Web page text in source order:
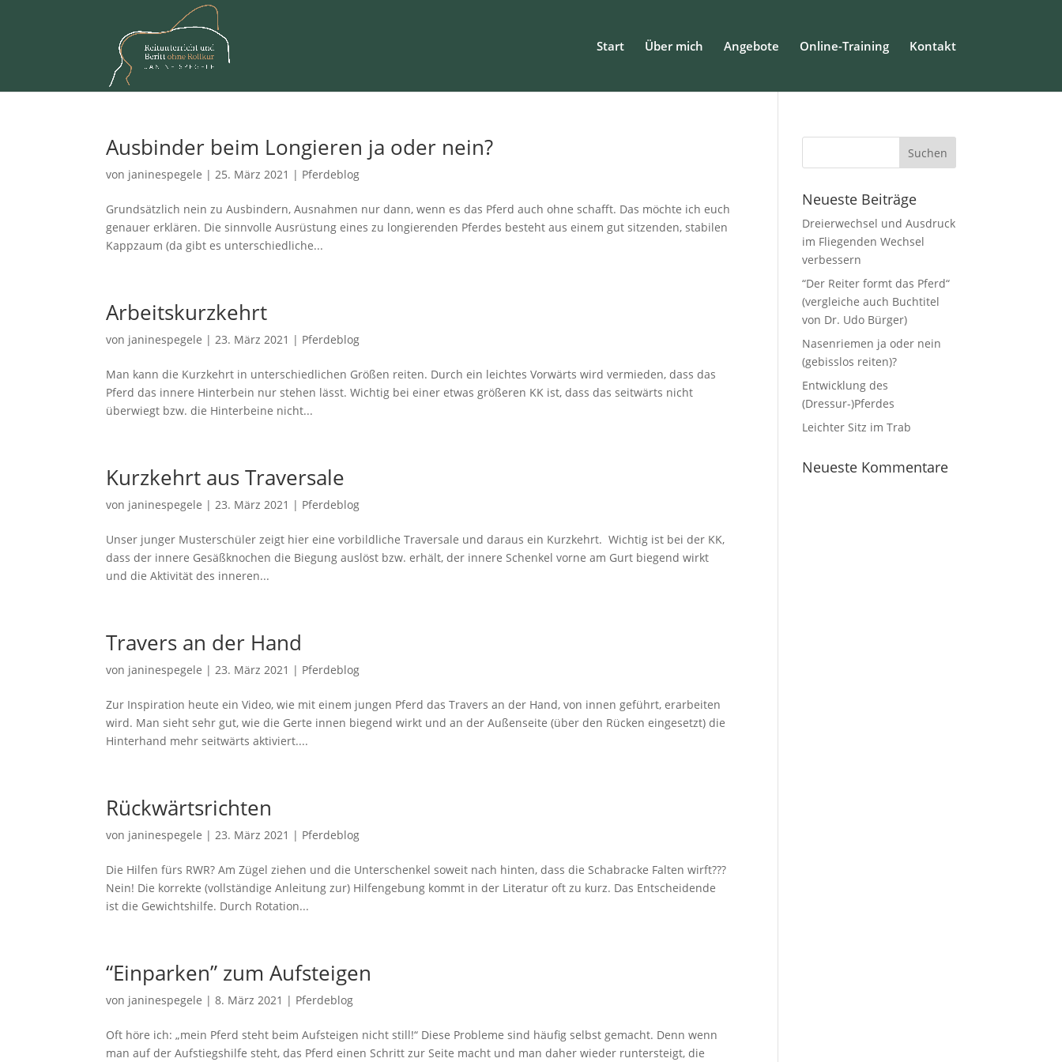
Start Über mich Angebote Online-Training Kontakt
Ausbinder beim Longieren ja oder nein?
von janinespegele |25. März 2021 | Pferdeblog
Grundsätzlich nein zu Ausbindern, Ausnahmen nur dann, wenn es das Pferd auch ohne schafft. Das möchte ich euch
genauer erklären. Die sinnvolle Ausrüstung eines zu longierenden Pferdes besteht aus einem gut sitzenden, stabilen
Kappzaum (da gibt es unterschiedliche...
Arbeitskurzkehrt
von janinespegele |23. März 2021 | Pferdeblog
Man kann die Kurzkehrt in unterschiedlichen Größen reiten. Durch ein leichtes Vorwärts wird vermieden, dass das
Pferd das innere Hinterbein nur stehen lässt. Wichtig bei einer etwas größeren KK ist, dass das seitwärts nicht
überwiegt bzw. die Hinterbeine nicht...
Kurzkehrt aus Traversale
von janinespegele |23. März 2021 | Pferdeblog
Unser junger Musterschüler zeigt hier eine vorbildliche Traversale und daraus ein Kurzkehrt. Wichtig ist bei der KK,
dass der innere Gesäßknochen die Biegung auslöst bzw. erhält, der innere Schenkel vorne am Gurt biegend wirkt
und die Aktivität des inneren...
Travers an der Hand
von janinespegele |23. März 2021 | Pferdeblog
Zur Inspiration heute ein Video, wie mit einem jungen Pferd das Travers an der Hand, von innen geführt, erarbeiten
wird. Man sieht sehr gut, wie die Gerte innen biegend wirkt und an der Außenseite (über den Rücken eingesetzt) die
Hinterhand mehr seitwärts aktiviert....
Rückwärtsrichten
von janinespegele |23. März 2021 | Pferdeblog
Die Hilfen fürs RWR? Am Zügel ziehen und die Unterschenkel soweit nach hinten, dass die Schabracke Falten wirft???
Nein! Die korrekte (vollständige Anleitung zur) Hilfengebung kommt in der Literatur oft zu kurz. Das Entscheidende
ist die Gewichtshilfe. Durch Rotation...
“Einparken” zum Aufsteigen
von janinespegele |8. März 2021 | Pferdeblog
Oft höre ich: „mein Pferd steht beim Aufsteigen nicht still!“ Diese Probleme sind häufig selbst gemacht. Denn wenn
man auf der Aufstiegshilfe steht, das Pferd einen Schritt zur Seite macht und man daher wieder runtersteigt, die
Neueste Beiträge
Dreierwechsel und Ausdruck
im Fliegenden Wechsel
verbessern
“Der Reiter formt das Pferd“
(vergleiche auch Buchtitel
von Dr. Udo Bürger)
Nasenriemen ja oder nein
(gebisslos reiten)?
Entwicklung des
(Dressur-)Pferdes
Leichter Sitz im Trab
Neueste Kommentare